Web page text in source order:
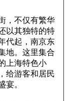
，不仅有繁华
以其独特的特
代起，南京东
地。这里集合
上海特色小
给游客和居民
宴。